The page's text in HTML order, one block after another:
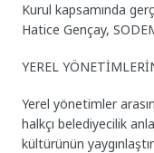
Kurul kapsamında
Hatice Gençay,
YEREL
Yerel yönetimler
halkçı belediyecilik
kültürünün